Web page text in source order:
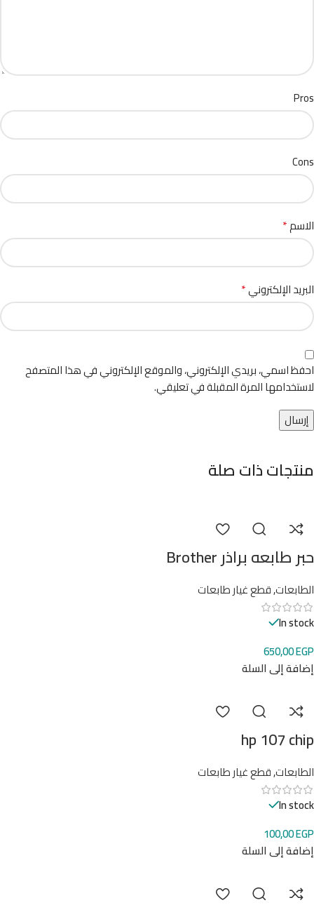
Pros
Cons
الاسم*
البريد الإلكتروني*
احفظ اسمي، بريدي الإلكتروني، والموقع الإلكتروني في هذا المتصفح
لاستخدامها المرة المقبلة في تعليقي.
منتجات ذات صلة
حبر طابعه براذر Brother
الطابعات,قطع غيار طابعات
In stock
650,00EGP
إضافة إلى السلة
hp 107 chip
الطابعات,قطع غيار طابعات
In stock
100,00EGP
إضافة إلى السلة